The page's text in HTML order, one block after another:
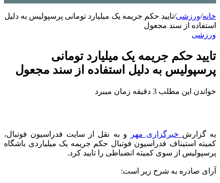
خانه/ورزشی/تایید حکم جریمه یک میلیارد تومانی پرسپولیس به دلیل
استفاده از سند مجعول
ورزشی
تایید حکم جریمه یک میلیارد تومانی
پرسپولیس به دلیل استفاده از سند مجعول
خواندن این مطلب 3 دقیقه زمان میبرد
به گزارش خبرگزاری مهر
و به نقل از سایت فدراسیون فوتبال،
کمیته استیناف فدراسیون فوتبال حکم جریمه یک میلیاردی باشگاه
پرسپولیس از سوی کمیته انضباطی را تایید کرد.
آرای صادره به شرح زیر است: